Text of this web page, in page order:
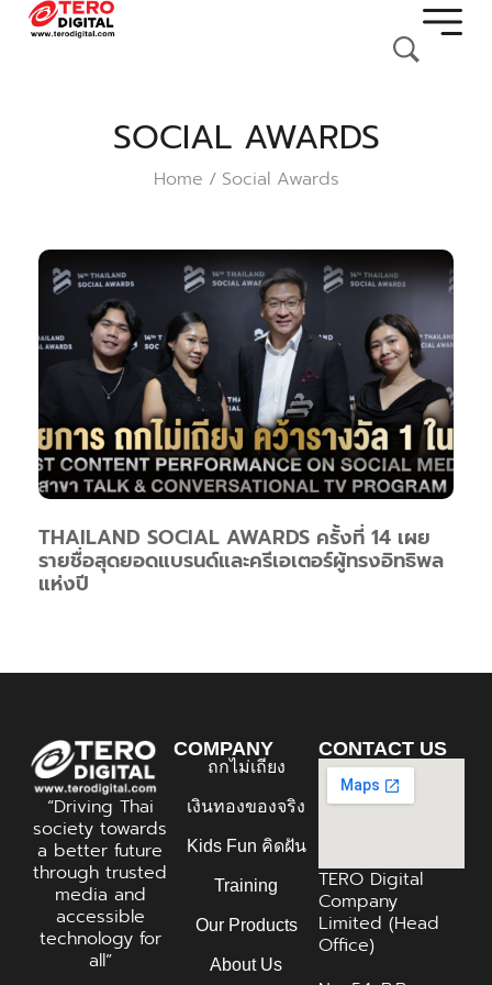
SOCIAL AWARDS
Home / Social Awards
THAILAND SOCIAL AWARDS ครั้งที่ 14 เผย
รายชื่อสุดยอดแบรนด์และครีเอเตอร์ผู้ทรงอิทธิพล
แห่งปี
“Driving Thai
society towards
a better future
through trusted
media and
accessible
technology for
all”
COMPANY
ถกไม่เถียง
เงินทองของจริง
Kids Fun คิดฝัน
Training
Our Products
About Us
CONTACT US
TERO Digital
Company
Limited (Head
Office)